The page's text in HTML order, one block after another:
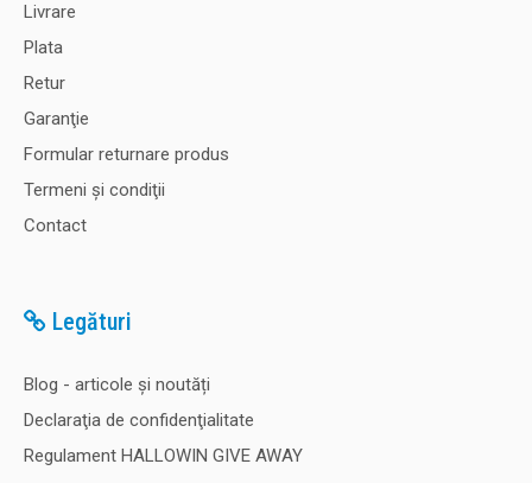
Livrare
Plata
Retur
Garanţie
Formular returnare produs
Termeni şi condiţii
Contact
Legături
Blog - articole și noutăți
Declaraţia de confidenţialitate
Regulament HALLOWIN GIVE AWAY